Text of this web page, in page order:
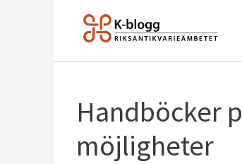
Handböcker
möjligheter